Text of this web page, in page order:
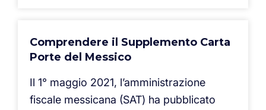
Comprendere il Supplemento Carta
Porte del Messico
Il 1° maggio 2021, l’amministrazione
fiscale messicana (SAT) ha pubblicato